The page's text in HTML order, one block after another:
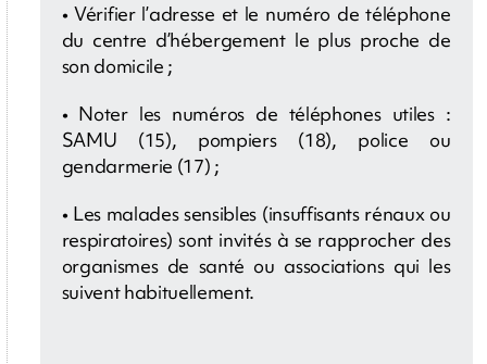
• Vérifier l’adresse et le numéro de téléphone
du centre d’hébergement le plus proche de
son domicile ;
• Noter les numéros de téléphones utiles :
SAMU (15), pompiers (18), police ou
gendarmerie (17) ;
• Les malades sensibles (insuffisants rénaux ou
respiratoires) sont invités à se rapprocher des
organismes de santé ou associations qui les
suivent habituellement.